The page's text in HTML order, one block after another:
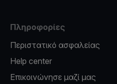
Πληροφορίες
Περιστατικό ασφαλείας
Help center
Επικοινώνησε μαζί μας